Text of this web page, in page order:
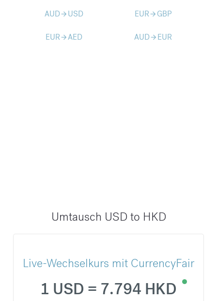
AUDarrow_forward USD EURarrow_forward GBP
EURarrow_forwardAED AUDarrow_forward EUR
Umtausch USD to HKD
Live-Wechselkurs mit CurrencyFair
1 USD = 7.794 HKD